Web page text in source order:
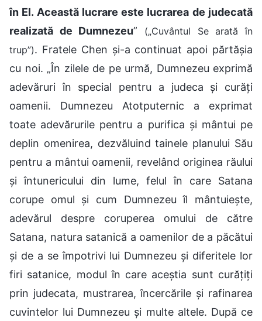
în El. Această lucrare este lucrarea de judecată
realizată de Dumnezeu” („Cuvântul Se arată în
trup”). Fratele Chen și-a continuat apoi părtășia
cu noi. „În zilele de pe urmă, Dumnezeu exprimă
adevăruri în special pentru a judeca și curăți
oamenii. Dumnezeu Atotputernic a exprimat
toate adevărurile pentru a purifica și mântui pe
deplin omenirea, dezvăluind tainele planului Său
pentru a mântui oamenii, revelând originea răului
și întunericului din lume, felul în care Satana
corupe omul și cum Dumnezeu îl mântuiește,
adevărul despre coruperea omului de către
Satana, natura satanică a oamenilor de a păcătui
și de a se împotrivi lui Dumnezeu și diferitele lor
firi satanice, modul în care aceștia sunt curățiți
prin judecata, mustrarea, încercările și rafinarea
cuvintelor lui Dumnezeu și multe altele. După ce